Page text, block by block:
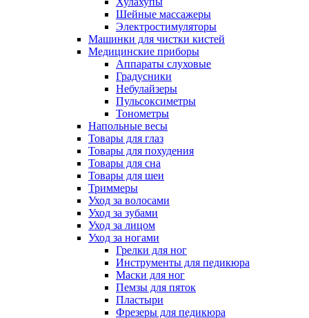
Шейные массажеры
Электростимуляторы
Машинки для чистки кистей
Медицинские приборы
Аппараты слуховые
Градусники
Небулайзеры
Пульсоксиметры
Тонометры
Напольные весы
Товары для глаз
Товары для похудения
Товары для сна
Товары для шеи
Триммеры
Уход за волосами
Уход за зубами
Уход за лицом
Уход за ногами
Грелки для ног
Инструменты для педикюра
Маски для ног
Пемзы для пяток
Пластыри
Фрезеры для педикюра